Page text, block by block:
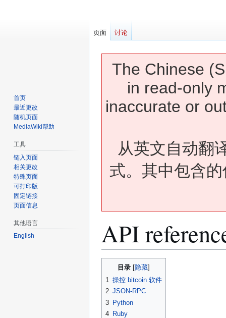
The Chinese
in read-only
inaccurate or
从英文自动翻
式。其中包含
API
航
索
目录
1 操控 bitcoin 软件
2 JSON-RPC
3 Python
4 Ruby
页面 讨论
首页
最近更改
随机页面
MediaWiki帮助
工具
链入页面
相关更改
特殊页面
可打印版
固定链接
页面信息
其他语言
English